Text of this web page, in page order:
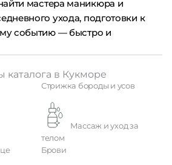
мастера маникюра и
ухода, подготовки к
событию — быстро и
в Кукморе
Стрижка бороды и усов
телом
Брови